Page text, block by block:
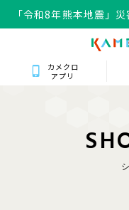
「令和8年熊本地震」
カメクロ
アプリ
SH